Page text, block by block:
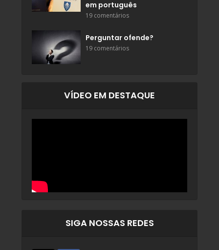
em português
19 comentários
Perguntar ofende?
19 comentários
VÍDEO EM DESTAQUE
SIGA NOSSAS REDES